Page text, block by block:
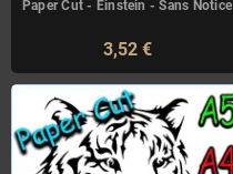
Paper Cut - Einstein - Sans Notice
3,52 €